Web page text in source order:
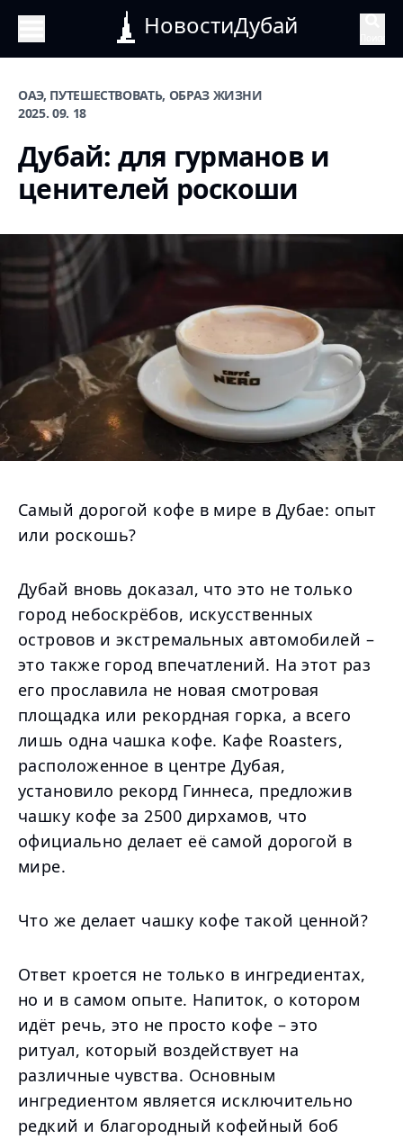
НовостиДубай
ОАЭ, ПУТЕШЕСТВОВАТЬ, ОБРАЗ ЖИЗНИ
2025. 09. 18
Дубай: для гурманов и
ценителей роскоши
Самый дорогой кофе в мире в Дубае: опыт
или роскошь?
Дубай вновь доказал, что это не только
город небоскрёбов, искусственных
островов и экстремальных автомобилей –
это также город впечатлений. На этот раз
его прославила не новая смотровая
площадка или рекордная горка, а всего
лишь одна чашка кофе. Кафе Roasters,
расположенное в центре Дубая,
установило рекорд Гиннеса, предложив
чашку кофе за 2500 дирхамов, что
официально делает её самой дорогой в
мире.
Что же делает чашку кофе такой ценной?
Ответ кроется не только в ингредиентах,
но и в самом опыте. Напиток, о котором
идёт речь, это не просто кофе – это
ритуал, который воздействует на
различные чувства. Основным
ингредиентом является исключительно
редкий и благородный кофейный боб